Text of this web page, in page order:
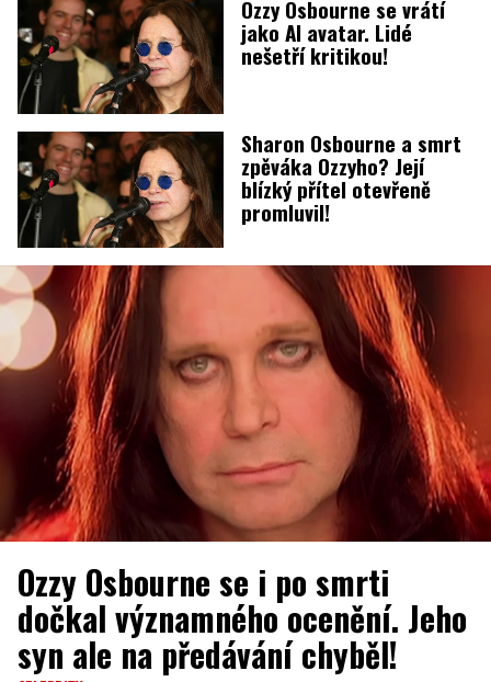
Ozzy Osbourne se vrátí
jako AI avatar. Lidé
nešetří kritikou!
Sharon Osbourne a smrt
zpěváka Ozzyho? Její
blízký přítel otevřeně
promluvil!
Ozzy Osbourne se i po smrti
dočkal významného ocenění. Jeho
syn ale na předávání chyběl!